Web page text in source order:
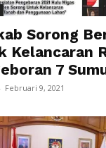
Sorong
Kelancaran
7
- Februari 9, 2021